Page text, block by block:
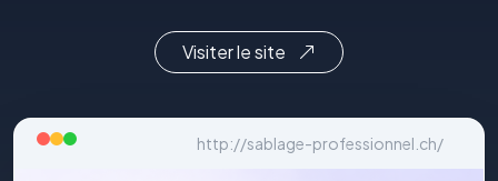
Visiter le site
http://sablage-professionnel.ch/